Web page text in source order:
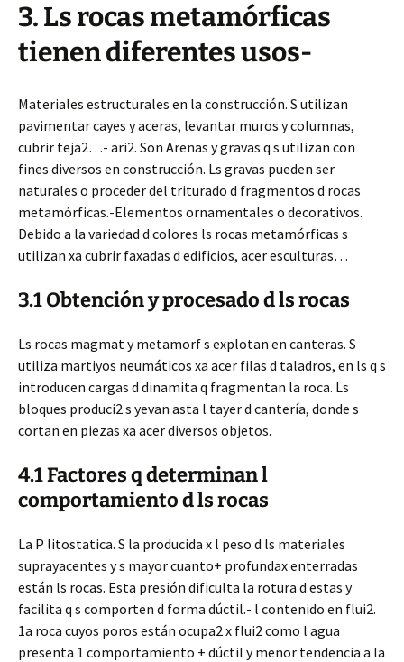
3. Ls rocas metamórficas
tienen diferentes usos-
Materiales estructurales en la construcción. S utilizan
pavimentar cayes y aceras, levantar muros y columnas,
cubrir teja2…- ari2. Son Arenas y gravas q s utilizan con
fines diversos en construcción. Ls gravas pueden ser
naturales o proceder del triturado d fragmentos d rocas
metamórficas.-Elementos ornamentales o decorativos.
Debido a la variedad d colores ls rocas metamórficas s
utilizan xa cubrir faxadas d edificios, acer esculturas…
3.1 Obtención y procesado d ls rocas
Ls rocas magmat y metamorf s explotan en canteras. S
utiliza martiyos neumáticos xa acer filas d taladros, en ls q s
introducen cargas d dinamita q fragmentan la roca. Ls
bloques produci2 s yevan asta l tayer d cantería, donde s
cortan en piezas xa acer diversos objetos.
4.1 Factores q determinan l
comportamiento d ls rocas
La P litostatica. S la producida x l peso d ls materiales
suprayacentes y s mayor cuanto+ profundax enterradas
están ls rocas. Esta presión dificulta la rotura d estas y
facilita q s comporten d forma dúctil.- l contenido en flui2.
1a roca cuyos poros están ocupa2 x flui2 como l agua
presenta 1 comportamiento + dúctil y menor tendencia a la